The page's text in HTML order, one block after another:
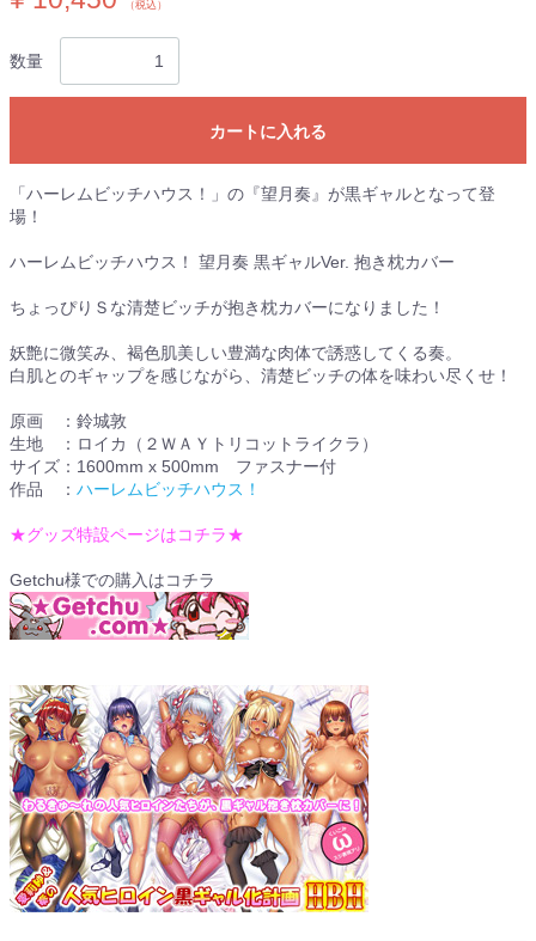
（税込）
数量
カートに入れる
「ハーレムビッチハウス！」の『望月奏』が黒ギャルとなって登
場！
ハーレムビッチハウス！ 望月奏 黒ギャルVer. 抱き枕カバー
ちょっぴりＳな清楚ビッチが抱き枕カバーになりました！
妖艶に微笑み、褐色肌美しい豊満な肉体で誘惑してくる奏。
白肌とのギャップを感じながら、清楚ビッチの体を味わい尽くせ！
原画 ：鈴城敦
生地 ：ロイカ（２ＷＡＹトリコットライクラ）
サイズ：1600mm x 500mm ファスナー付
作品 ： ハーレムビッチハウス！
★グッズ特設ページはコチラ★
Getchu様での購入はコチラ